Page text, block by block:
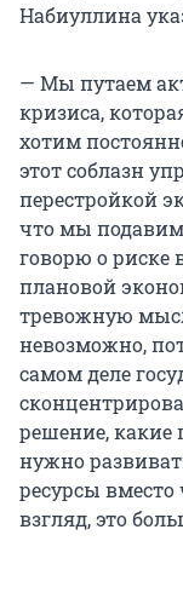
Набиуллина
— Мы путаем
кризиса,
хотим
этот соблазн
перестройкой
что мы
говорю о риске
плановой
тревожную
невозможно,
самом деле
решение, какие
нужно
ресурсы
взгляд, это